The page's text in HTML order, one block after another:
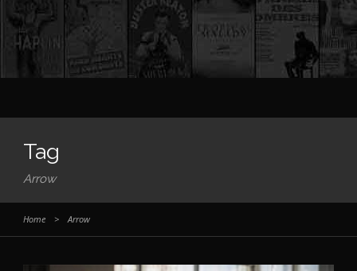
Tag
Arrow
Home > Arrow